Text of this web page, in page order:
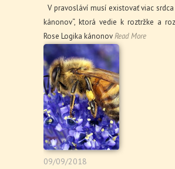
V pravosláví musí existovať viac
kánonov“, ktorá vedie k roztržke a
Rose Logika kánonovRead More
09/09/2018